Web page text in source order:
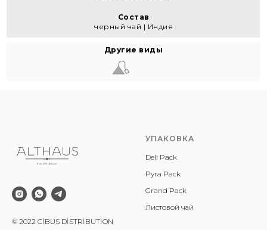
Состав
черный чай | Индия
Другие виды
© 2022 CİBUS DİSTRİBUTİON
УПАКОВКА
Deli Pack
Pyra Pack
Grand Pack
Листовой чай